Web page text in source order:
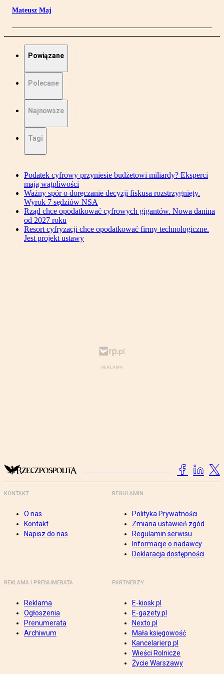
Mateusz Maj
Powiązane
Polecane
Najnowsze
Tagi
Podatek cyfrowy przyniesie budżetowi miliardy? Eksperci
mają wątpliwości
Ważny spór o doręczanie decyzji fiskusa rozstrzygnięty.
Wyrok 7 sędziów NSA
Rząd chce opodatkować cyfrowych gigantów. Nowa danina
od 2027 roku
Resort cyfryzacji chce opodatkować firmy technologiczne.
Jest projekt ustawy
KONTAKT
O nas
Kontakt
Napisz do nas
REGULAMIN
Polityka Prywatności
Zmiana ustawień zgód
Regulamin serwisu
Informacje o nadawcy
Deklaracja dostępności
REKLAMA I PRENUMERATA
Reklama
Ogłoszenia
Prenumerata
Archiwum
PARTNERZY
E-kiosk.pl
E-gazety.pl
Nexto.pl
Mała księgowość
Kancelarierp.pl
Wieści Rolnicze
Życie Warszawy